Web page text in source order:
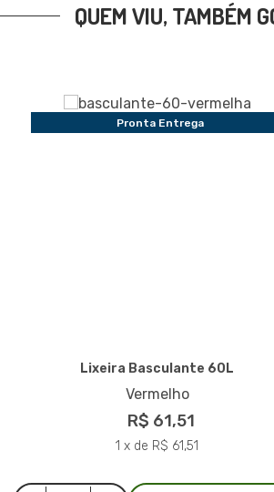
QUEM VIU, TAMBÉM
Pronta Entrega
Lixeira Basculante 60L
Vermelho
R$ 61,51
1 x de R$ 61,51